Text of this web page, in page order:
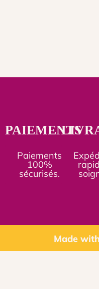
PAIEMENTS
Paiements
100%
sécurisés.
Made